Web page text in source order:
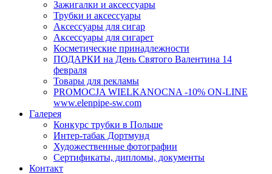
Зажигалки и аксессуары
Трубки и аксессуары
Аксессуары для сигар
Аксессуары для сигарет
Косметические принадлежности
ПОДАРКИ на День Святого Валентина 14
февраля
Товары для рекламы
PROMOCJA WIELKANOCNA -10% ON-LINE
www.elenpipe-sw.com
Галерея
Конкурс трубки в Польше
Интер-табак Дортмунд
Художественные фотографии
Сертификаты, дипломы, документы
Контакт